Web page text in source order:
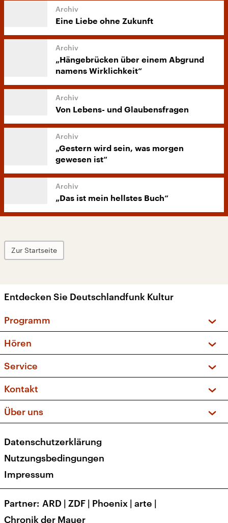
Eine Liebe ohne Zukunft
„Hängebrücken über einem Abgrund
namens Wirklichkeit“
Von Lebens- und Glaubensfragen
„Gestern wird sein, was morgen
gewesen ist“
„Das ist mein hellstes Buch“
Zur Startseite
Entdecken Sie Deutschlandfunk Kultur
Programm
Sendungen und Podcasts
Musikliste
Kakadu – Das Kinderprogramm
Hören
Frequenzen (UKW + DAB+)
Service
FAQ
Apps
Newsletter
Veranstaltungen
Kontakt
Social Media
Über uns
Presse
Karriere
Transparenz
Datenschutzerklärung
Nutzungsbedingungen
Impressum
Partner ARD | ZDF | Phoenix | arte |
Chronik der Mauer